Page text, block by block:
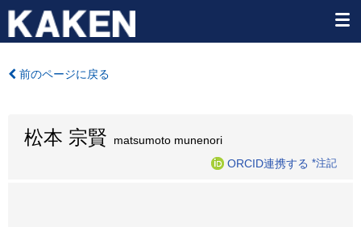
前のページに戻る
松本 宗賢 matsumoto munenori
ORCID連携する *注記